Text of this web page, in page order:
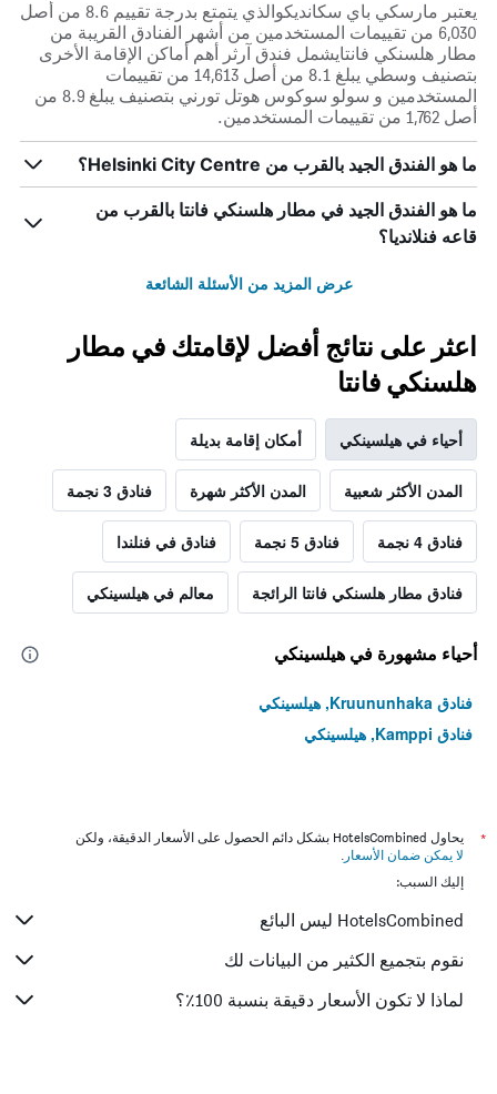
يعتبر مارسكي باي سكانديكوالذي يتمتع بدرجة تقييم 8.6 من أصل
6,030 من تقييمات المستخدمين من أشهر الفنادق القريبة من
مطار هلسنكي فانتايشمل فندق آرثر أهم أماكن الإقامة الأخرى
بتصنيف وسطي يبلغ 8.1 من أصل 14,613 من تقييمات
المستخدمين و سولو سوكوس هوتل تورني بتصنيف يبلغ 8.9 من
أصل 1,762 من تقييمات المستخدمين.
ما هو الفندق الجيد بالقرب من Helsinki City Centre؟
ما هو الفندق الجيد في مطار هلسنكي فانتا بالقرب من
قاعه فنلانديا؟
عرض المزيد من الأسئلة الشائعة
اعثر على نتائج أفضل لإقامتك في مطار
هلسنكي فانتا
أحياء في هيلسينكي أمكان إقامة بديلة
المدن الأكثر شعبية المدن الأكثر شهرة فنادق 3 نجمة
فنادق 4 نجمة فنادق 5 نجمة فنادق في فنلندا
فنادق مطار هلسنكي فانتا الرائجة معالم في هيلسينكي
أحياء مشهورة في هيلسينكي
فنادق Kruununhaka, هيلسينكي
فنادق Kamppi, هيلسينكي
*
يحاول HotelsCombined بشكل دائم الحصول على الأسعار الدقيقة، ولكن
لا يمكن ضمان الأسعار .
إليك السبب:
HotelsCombined ليس البائع
نقوم بتجميع الكثير من البيانات لك
لماذا لا تكون الأسعار دقيقة بنسبة 100٪؟